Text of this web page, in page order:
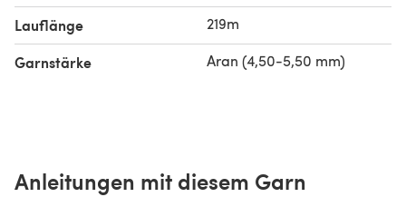
Lauflänge 219m
Garnstärke Aran (4,50-5,50 mm)
Anleitungen mit diesem Garn